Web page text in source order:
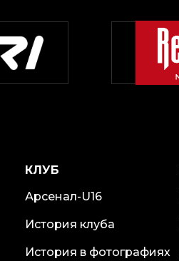
КЛУБ
Арсенал-U16
История клуба
История в фотографиях